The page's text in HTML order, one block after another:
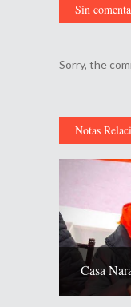
Sin
Sorry, the
Notas
Casa